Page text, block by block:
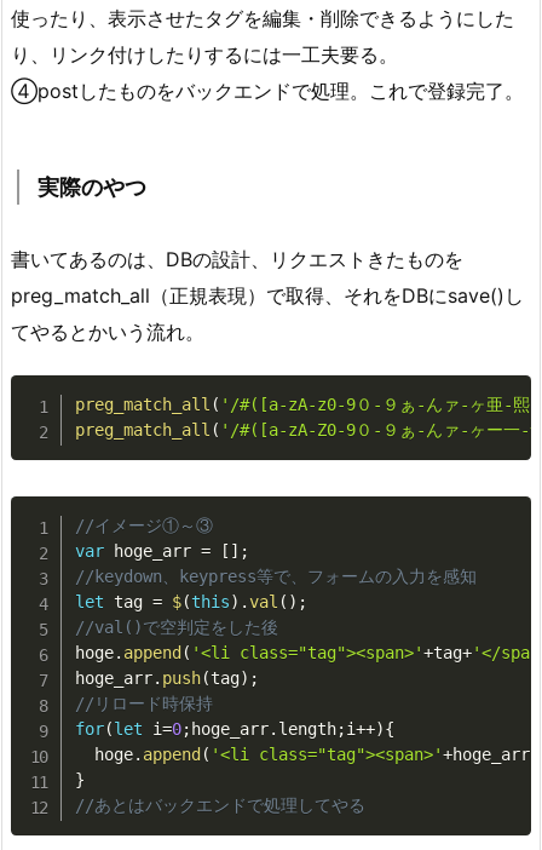
使ったり、表示させたタグを編集・削除できるようにした
り、リンク付けしたりするには一工夫要る。
④postしたものをバックエンドで処理。これで登録完了。
実際のやつ
書いてあるのは、DBの設計、リクエストきたものを
preg_match_all（正規表現）で取得、それをDBにsave()し
てやるとかいう流れ。
preg_match_all ( '/#([a-zA-z0-9０-９ぁ-んァ-ヶ亜-
preg_match_all ( '/#([a-zA-Z0-9０-９ぁ-んァ-ヶー一
//イメージ①～③
var hoge_arr = [ ] ;
//keydown、keypress等で、フォームの入力を感知
let tag = $(this) .val ( ) ;
//val()で空判定をした後
hoge. append ( '<li class="tag"><span>'+tag+'</
hoge_arr. push(tag) ;
//リロード時保持
for(let i=0; hoge_arr. length;i++){
  hoge
. append ( '<li class="tag"><span>'+hoge_arr
}
//あとはバックエンドで処理してやる